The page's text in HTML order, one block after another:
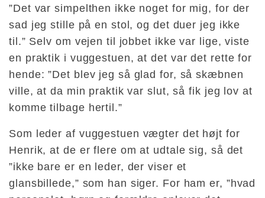
”Det var simpelthen ikke noget for mig, for der
sad jeg stille på en stol, og det duer jeg ikke
til.” Selv om vejen til jobbet ikke var lige, viste
en praktik i vuggestuen, at det var det rette for
hende: ”Det blev jeg så glad for, så skæbnen
ville, at da min praktik var slut, så fik jeg lov at
komme tilbage hertil.”
Som leder af vuggestuen vægter det højt for
Henrik, at de er flere om at udtale sig, så det
”ikke bare er en leder, der viser et
glansbillede,” som han siger. For ham er, ”hvad